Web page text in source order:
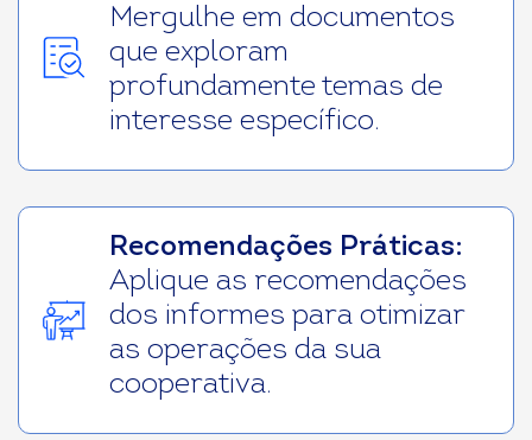
Mergulhe em documentos
que exploram
profundamente temas de
interesse específico.
Recomendações Práticas:
Aplique as recomendações
dos informes para otimizar
as operações da sua
cooperativa.